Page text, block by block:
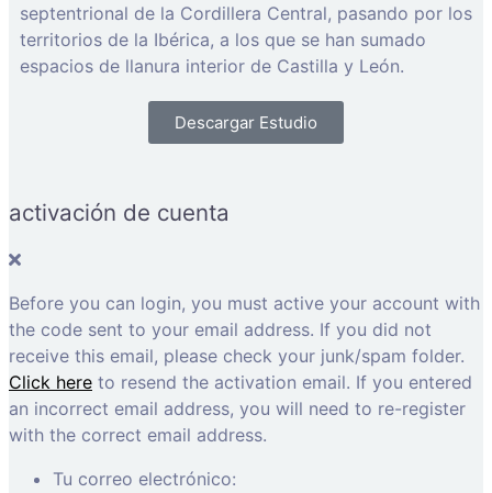
septentrional de la Cordillera Central, pasando por los
territorios de la Ibérica, a los que se han sumado
espacios de llanura interior de Castilla y León.
Descargar Estudio
activación de cuenta
Before you can login, you must active your account with
the code sent to your email address. If you did not
receive this email, please check your junk/spam folder.
Click here to resend the activation email. If you entered
an incorrect email address, you will need to re-register
with the correct email address.
Tu correo electrónico: